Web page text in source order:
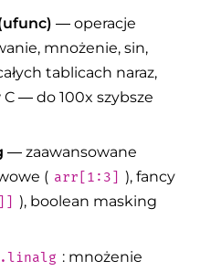
— operacje
mnożenie, sin,
tablicach naraz,
— do 100x szybsze
— zaawansowane
( arr[1:3]
), fancy
), boolean masking
: mnożenie